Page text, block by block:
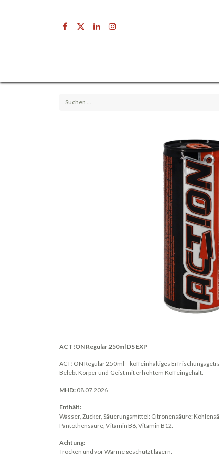
ACT!ON Regular 250ml DS EXP
ACT!ON Regular 250 ml – koffeinhaltiges
Belebt Körper und Geist mit erhöhtem Koffeingehalt.
MHD: 08.07.2026
Enthält:
Wasser, Zucker, Säuerungsmittel: Citronensäure;
Pantothensäure, Vitamin B6, Vitamin B12.
Achtung:
Trocken und vor Wärme geschützt lagern.